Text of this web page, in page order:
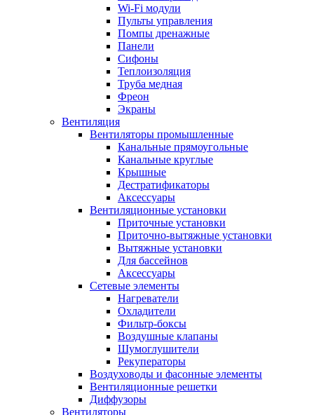
Wi-Fi модули
Пульты управления
Помпы дренажные
Панели
Сифоны
Теплоизоляция
Труба медная
Фреон
Экраны
Вентиляция
Вентиляторы промышленные
Канальные прямоугольные
Канальные круглые
Крышные
Дестратификаторы
Аксессуары
Вентиляционные установки
Приточные установки
Приточно-вытяжные установки
Вытяжные установки
Для бассейнов
Аксессуары
Сетевые элементы
Нагреватели
Охладители
Фильтр-боксы
Воздушные клапаны
Шумоглушители
Рекуператоры
Воздуховоды и фасонные элементы
Вентиляционные решетки
Диффузоры
Вентиляторы